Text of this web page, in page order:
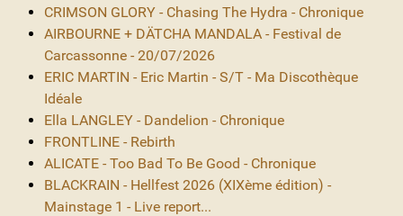
CRIMSON GLORY - Chasing The Hydra - Chronique
AIRBOURNE + DÄTCHA MANDALA - Festival de
Carcassonne - 20/07/2026
ERIC MARTIN - Eric Martin - S/T - Ma Discothèque
Idéale
Ella LANGLEY - Dandelion - Chronique
FRONTLINE - Rebirth
ALICATE - Too Bad To Be Good - Chronique
BLACKRAIN - Hellfest 2026 (XIXème édition) -
Mainstage 1 - Live report...